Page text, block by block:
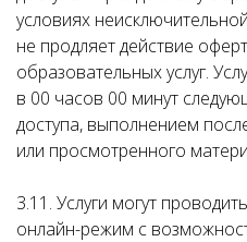
условиях
не продляет действие
образовательных услуг.
в 00 часов 00 минут
доступа, выполнением
или просмотренного
3.11. Услуги могут
онлайн-режим с